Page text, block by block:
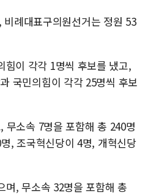
례대표구의원선거는 정원 53
힘이 각각 1명씩 후보를 냈고,
국민의힘이 각각 25명씩 후보
무소속 7명을 포함해 총 240명
, 조국혁신당이 4명, 개혁신당
며, 무소속 32명을 포함해 총